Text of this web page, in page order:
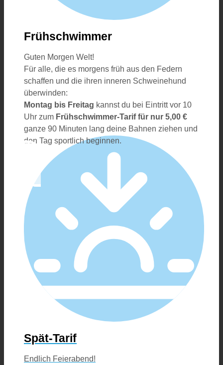
Frühschwimmer
Guten Morgen Welt!
Für alle, die es morgens früh aus den Federn
schaffen und die ihren inneren Schweinehund
überwinden:
Montag bis Freitag kannst du bei Eintritt vor 10
Uhr zum Frühschwimmer-Tarif für nur 5,00 €
ganze 90 Minuten lang deine Bahnen ziehen und
den Tag sportlich beginnen.
Spät-Tarif
Endlich Feierabend!